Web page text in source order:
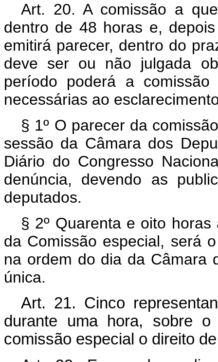
Art. 20. A comissão a
dentro de 48 horas e,
emitirá parecer, dentro do
deve ser ou não julgada
período poderá a
necessárias ao
§ 1º O parecer da
sessão da Câmara dos
Diário do Congresso
denúncia, devendo as
deputados.
§ 2º Quarenta e oito
da Comissão especial, será
na ordem do dia da Câmara
única.
Art. 21. Cinco
durante uma hora, sobre
comissão especial o direito